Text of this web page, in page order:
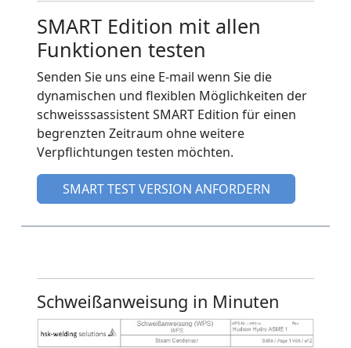
SMART Edition mit allen
Funktionen testen
Senden Sie uns eine E-mail wenn Sie die
dynamischen und flexiblen Möglichkeiten der
schweisssassistent SMART Edition für einen
begrenzten Zeitraum ohne weitere
Verpflichtungen testen möchten.
SMART TEST VERSION ANFORDERN
Schweißanweisung in Minuten